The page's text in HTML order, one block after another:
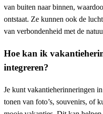
van buiten naar binnen,
ontstaat. Ze kunnen ook de
van verbondenheid met de
Hoe kan ik
integreren?
Je kunt vakantieherinneringen
tonen van foto’s, souvenirs, of